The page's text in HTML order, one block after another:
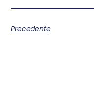
Precedente